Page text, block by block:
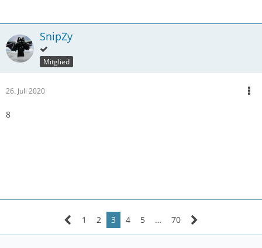
SnipZy
Mitglied
26. Juli 2020
8
1 2 3 4 5 … 70